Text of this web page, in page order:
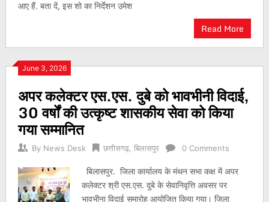
आए हैं. बता दें, इस शो का निर्देशन उमेश
Read More
June 3, 2026
अपर कलेक्टर एस.एस. दुबे को भावभीनी विदाई,
30 वर्षों की उत्कृष्ट शासकीय सेवा को किया
गया सम्मानित
By News Desk छत्तीसगढ़, बिलासपुर 0 Comments
बिलासपुर. जिला कार्यालय के मंथन सभा कक्ष में अपर
कलेक्टर श्री एस.एस. दुबे के सेवानिवृत्ति अवसर पर
भावभीना विदाई समारोह आयोजित किया गया। जिला